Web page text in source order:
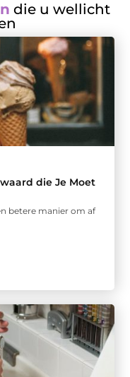
die u wellicht
die Je Moet
betere manier om af